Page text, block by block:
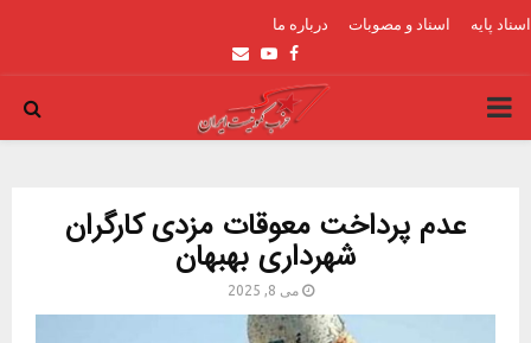
اسناد پایه اسناد و مصوبات درباره ما
Facebook
Youtube
Email
PRIMARY
عدم پرداخت معوقات مزدی کارگران
شهرداری بهبهان
می 8, 2025